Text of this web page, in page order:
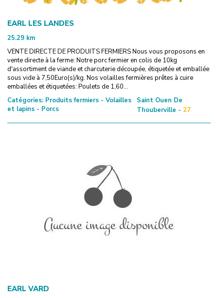
EARL LES LANDES
25.29 km
VENTE DIRECTE DE PRODUITS FERMIERS Nous vous proposons en
vente directe à la ferme: Notre porc fermier en colis de 10kg
d'assortiment de viande et charcuterie découpée, étiquetée et emballée
sous vide à 7,50Euro(s)/kg. Nos volailles fermières prêtes à cuire
emballées et étiquetées: Poulets de 1,60...
Catégories: Produits fermiers - Volailles
et lapins - Porcs
Saint Ouen De
Thouberville - 27
EARL VARD